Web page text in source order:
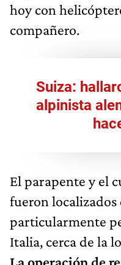
hoy con
compañero.
Suiza:
alpinista
El parapente y el
fueron localizados
particularmente
Italia, cerca de la
La operación de